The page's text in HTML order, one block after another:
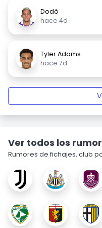
Dodô
hace 4d
Tyler Adams
hace 7d
Ver todos los
Rumores de fichajes, club